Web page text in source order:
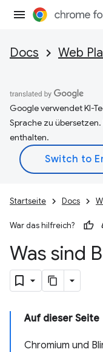
Docs Web
Google verwendet KI-
Sprache zu
enthalten.
Startseite Docs
War das hilfreich?
Was sind
Auf dieser Seite
Chromium und